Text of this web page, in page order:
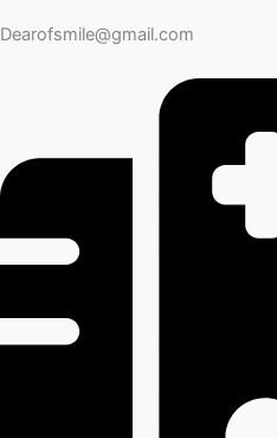
Dearofsmile@gmail.com